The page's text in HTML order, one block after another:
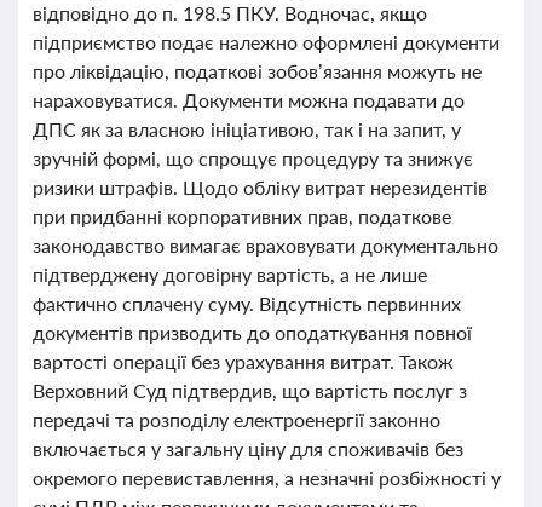
відповідно до п. 198.5 ПКУ. Водночас, якщо
підприємство подає належно оформлені документи
про ліквідацію, податкові зобов’язання можуть не
нараховуватися. Документи можна подавати до
ДПС як за власною ініціативою, так і на запит, у
зручній формі, що спрощує процедуру та знижує
ризики штрафів. Щодо обліку витрат нерезидентів
при придбанні корпоративних прав, податкове
законодавство вимагає враховувати документально
підтверджену договірну вартість, а не лише
фактично сплачену суму. Відсутність первинних
документів призводить до оподаткування повної
вартості операції без урахування витрат. Також
Верховний Суд підтвердив, що вартість послуг з
передачі та розподілу електроенергії законно
включається у загальну ціну для споживачів без
окремого перевиставлення, а незначні розбіжності у